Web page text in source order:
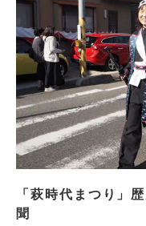
「萩時代まつり」
聞